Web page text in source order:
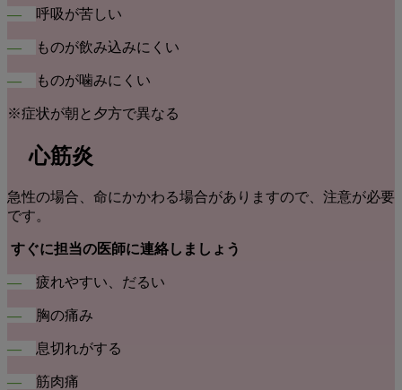
― 呼吸が苦しい
― ものが飲み込みにくい
― ものが噛みにくい
※症状が朝と夕方で異なる
心筋炎
急性の場合、命にかかわる場合がありますので、注意が必要
です。
すぐに担当の医師に連絡しましょう
― 疲れやすい、だるい
― 胸の痛み
― 息切れがする
― 筋肉痛